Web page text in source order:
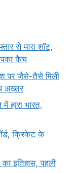
से मारा शॉट,
कैच
पर जैसे-तैसे मिली
अख्तर
हारा भारत,
क्रिकेट के
इतिहास, पहली